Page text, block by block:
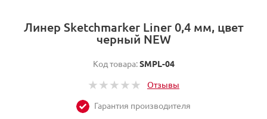
Линер Sketchmarker Liner 0,4 мм, цвет
черный NEW
Код товара:SMPL-04
Отзывы
Гарантия производителя